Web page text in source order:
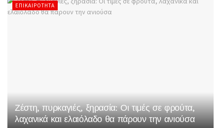
ΕΠΙΚΑΙΡΌΤΗΤΑ
Ζέστη, πυρκαγιές, ξηρασία: Οι τιμές σε φρούτα,
λαχανικά και ελαιόλαδο θα πάρουν την ανιούσα